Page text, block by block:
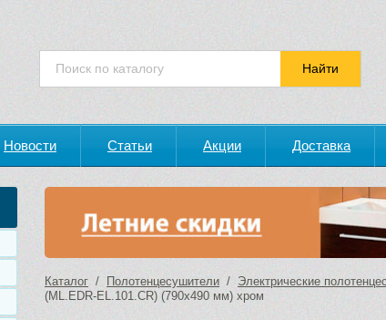
Новости Статьи Акции Доставка
Каталог / Полотенцесушители / Электрические
(ML.EDR-EL.101.CR) (790х490 мм) хром